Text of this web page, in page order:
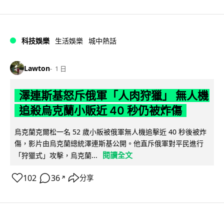
科技娛樂 生活娛樂 城中熱話
Lawton 1 日
澤連斯基怒斥俄軍「人肉狩獵」 無人機
追殺烏克蘭小販近 40 秒仍被炸傷
烏克蘭克爾松一名 52 歲小販被俄軍無人機追擊近 40 秒後被炸
傷，影片由烏克蘭總統澤連斯基公開。他直斥俄軍對平民進行
「狩獵式」攻擊，烏克蘭...
閱讀全文
102 36 ↗ 分享